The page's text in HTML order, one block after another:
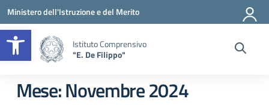
Apri la barra degli strumenti
Vai ai contenuti
Vai al menu di navigazione
Vai al footer
Ministero dell'Istruzione e del Merito
Istituto Comprensivo
"E. De Filippo"
Mese:Novembre 2024